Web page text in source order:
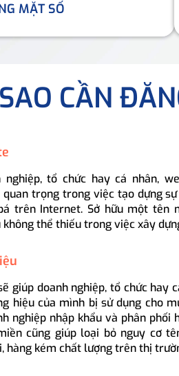
MẶT SỐ
CẦN
tổ chức hay cá nhân,
trọng trong việc tạo dựng
trên Internet. Sở hữu một tên
thể thiếu trong việc xây
giúp doanh nghiệp, tổ chức hay
hiệu của mình bị sử dụng cho
nghiệp nhập khẩu và phân phối
cũng giúp loại bỏ nguy cơ
hàng kém chất lượng trên thị